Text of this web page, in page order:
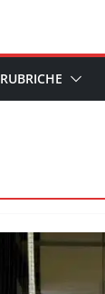
RUBRICHE